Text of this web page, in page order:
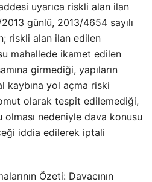
uyarıca riskli alan ilan
günlü, 2013/4654 sayılı
riskli alan ilan edilen
mahallede ikamet edilen
girmediği, yapıların
kaybına yol açma riski
olarak tespit edilemediği,
olması nedeniyle dava konusu
iddia edilerek iptali
Özeti: Davacının